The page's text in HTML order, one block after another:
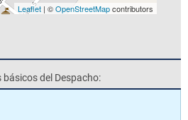
Leaflet| ©OpenStreetMapcontributors
del Despacho: